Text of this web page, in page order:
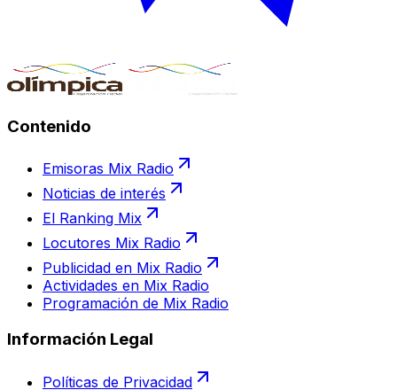
Contenido
Emisoras Mix Radio
Noticias de interés
El Ranking Mix
Locutores Mix Radio
Publicidad en Mix Radio
Actividades en Mix Radio
Programación de Mix Radio
Información Legal
Políticas de Privacidad